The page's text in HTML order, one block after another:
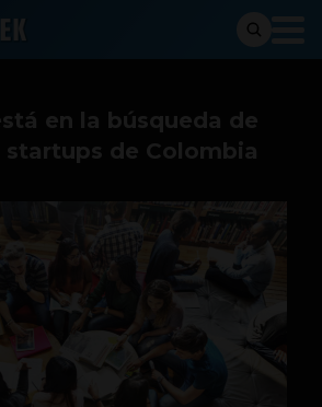
de agosto de 2018
en la búsqueda de
startups de Colombia